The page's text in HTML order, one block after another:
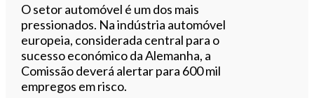
O setor automóvel é um dos mais
pressionados. Na indústria automóvel
europeia, considerada central para o
sucesso económico da Alemanha, a
Comissão deverá alertar para 600 mil
empregos em risco.